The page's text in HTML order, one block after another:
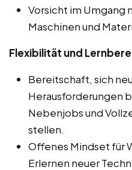
Vorsicht im Umgang
Maschinen und
Flexibilität und
Bereitschaft, sich
Herausforderungen
Nebenjobs und
stellen.
Offenes Mindset für
Erlernen neuer